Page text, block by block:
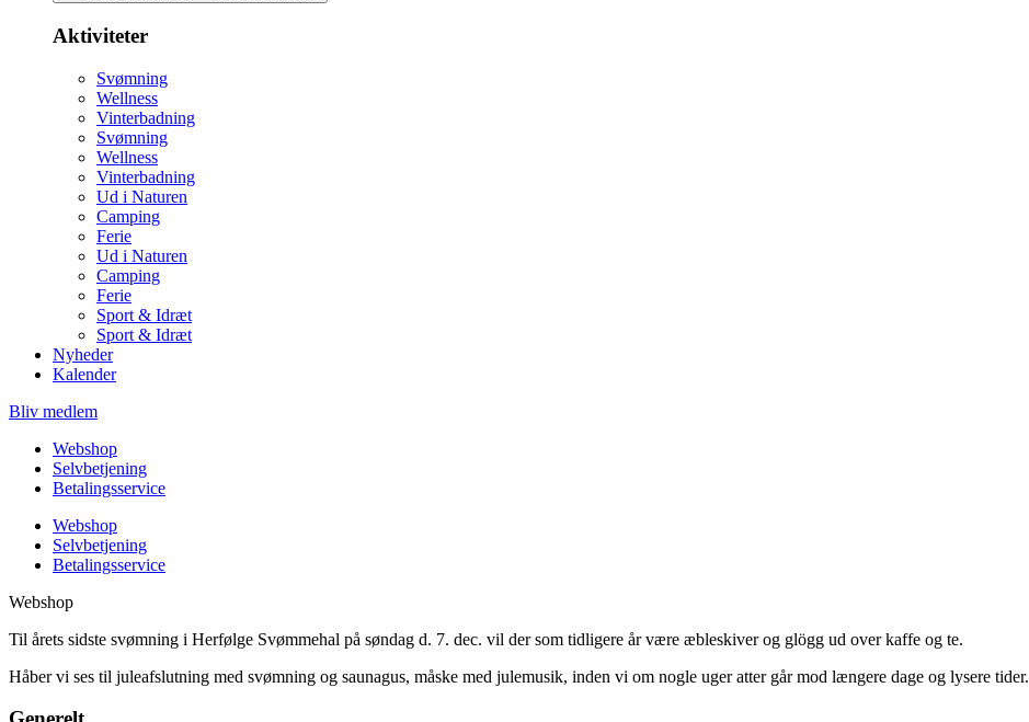
Aktiviteter
Svømning
Wellness
Vinterbadning
Svømning
Wellness
Vinterbadning
Ud i Naturen
Camping
Ferie
Ud i Naturen
Camping
Ferie
Sport & Idræt
Sport & Idræt
Nyheder
Kalender
Bliv medlem
Webshop
Selvbetjening
Betalingsservice
Webshop
Selvbetjening
Betalingsservice
Webshop
Til årets sidste svømning i Herfølge Svømmehal på søndag d. 7. dec. vil der som tidligere år være æbleskiver og glögg ud over kaffe og te.
Håber vi ses til juleafslutning med svømning og saunagus, måske med julemusik, inden vi om nogle uger atter går mod længere dage og lysere tider.